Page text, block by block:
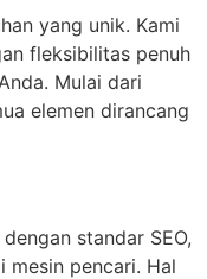
yang unik. Kami
fleksibilitas penuh
Mulai dari
elemen dirancang
standar SEO,
mesin pencari. Hal